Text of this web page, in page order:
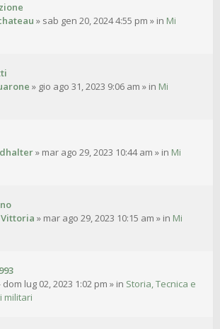
» sab gen 20, 2024 4:55 pm » in Mi
» gio ago 31, 2023 9:06 am » in Mi
» mar ago 29, 2023 10:44 am » in Mi
» mar ago 29, 2023 10:15 am » in Mi
dom lug 02, 2023 1:02 pm » in Storia, Tecnica e
militari